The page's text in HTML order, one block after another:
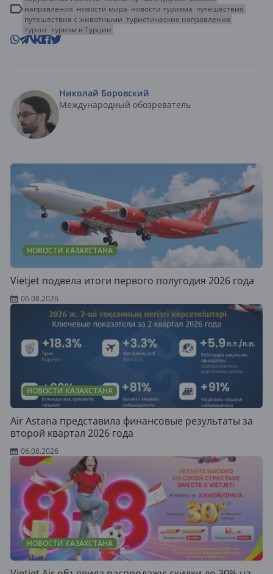
направления новости мира новости туризма путешествия
путешествия с животными туристические направления
туркот туризм в Турции
Николай Боровский
Международный обозреватель
НОВОСТИ КАЗАХСТАНА
Vietjet подвела итоги первого полугодия 2026 года
06.08.2026
НОВОСТИ КАЗАХСТАНА
Air Astana представила финансовые результаты за
второй квартал 2026 года
06.08.2026
НОВОСТИ КАЗАХСТАНА